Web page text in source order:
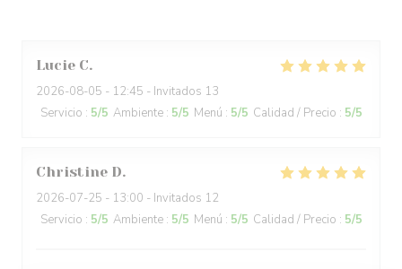
Lucie C
2026-08-05 - 12:45 - Invitados 13
Servicio : 5/5 Ambiente : 5/5 Menú : 5/5 Calidad / Precio : 5/5
Christine D
2026-07-25 - 13:00 - Invitados 12
Servicio : 5/5 Ambiente : 5/5 Menú : 5/5 Calidad / Precio : 5/5